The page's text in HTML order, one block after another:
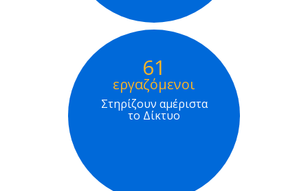
61
εργαζόμενοι
Στηρίζουν αμέριστα
το Δίκτυο